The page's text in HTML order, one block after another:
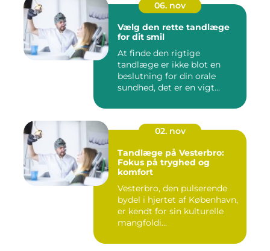
06. nov
Vælg den rette tandlæge
for dit smil
At finde den rigtige
tandlæge er ikke blot en
beslutning for din orale
sundhed, det er en vigt...
02. nov
Tandlæge på Vesterbro:
Fokus på tryghed og
komfort
Vesterbro, den pulserende
bydel i hjertet af København,
er kendt for sin kulturelle
mangfoldi...